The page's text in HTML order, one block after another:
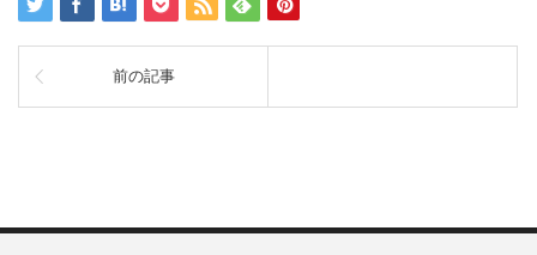
前の記事